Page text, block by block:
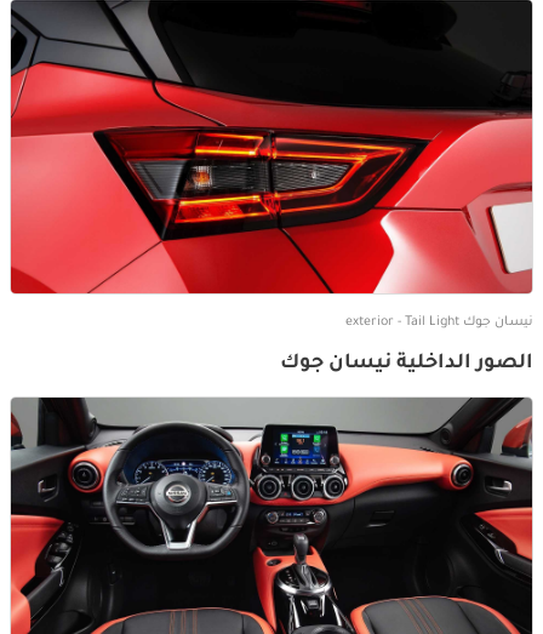
نيسان جوك exterior - Tail Light
الصور الداخلية نيسان جوك